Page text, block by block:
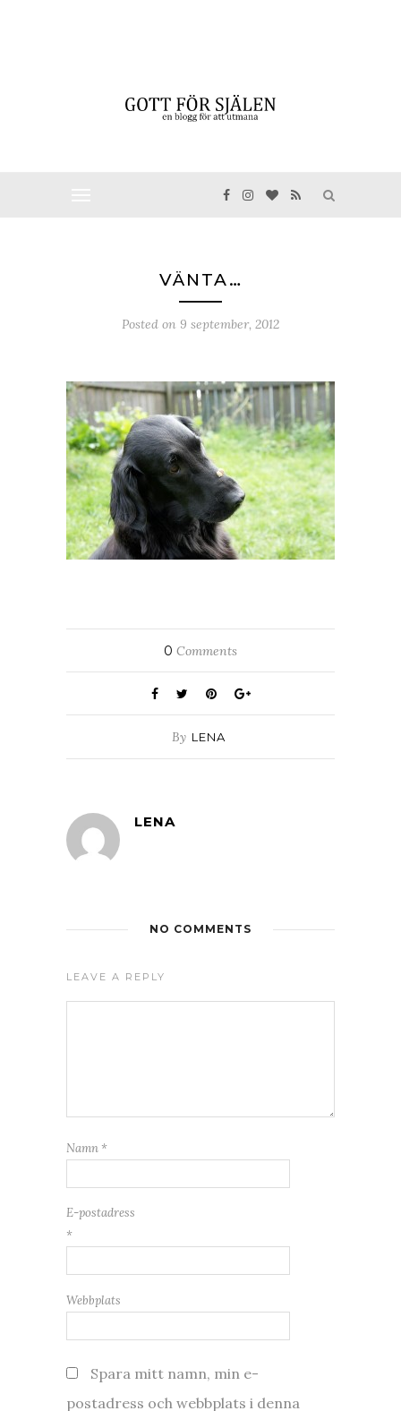
VÄNTA…
Posted on 9 september, 2012
0 Comments
By LENA
LENA
NO COMMENTS
LEAVE A REPLY
Namn *
E-postadress
*
Webbplats
Spara mitt namn, min e-
postadress och webbplats i denna